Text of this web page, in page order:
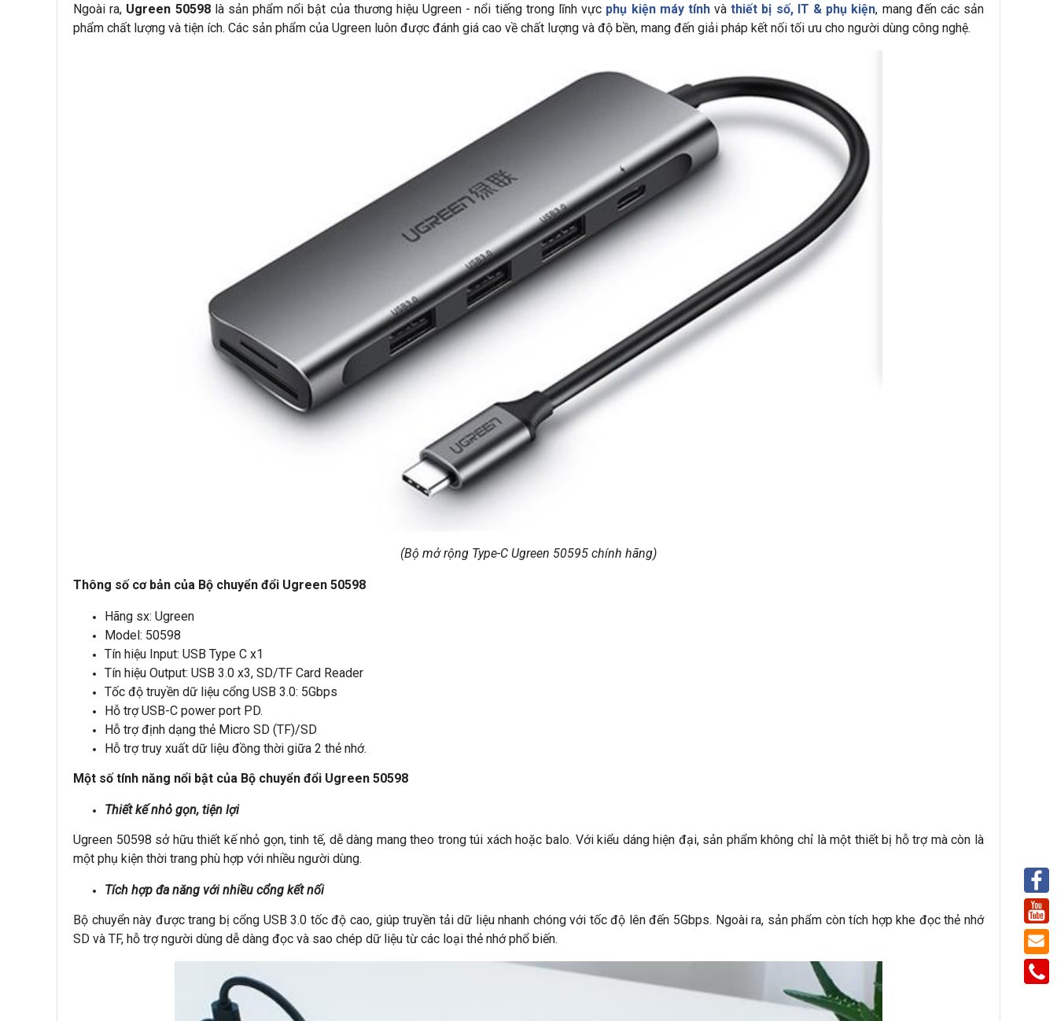
Ngoài ra, Ugreen 50598 là sản phẩm nổi bật của thương hiệu Ugreen - nổi tiếng trong lĩnh vực phụ kiện máy tínhvàthiết bị số, IT & phụ kiện, mang đến các sản
phẩm chất lượng và tiện ích. Các sản phẩm của Ugreen luôn được đánh giá cao về chất lượng và độ bền, mang đến giải pháp kết nối tối ưu cho người dùng công nghệ.
(Bộ mở rộng Type-C Ugreen 50595 chính hãng)
Thông số cơ bản của Bộ chuyển đổi Ugreen 50598
Hãng sx: Ugreen
Model: 50598
Tín hiệu Input: USB Type C x1
Tín hiệu Output: USB 3.0 x3, SD/TF Card Reader
Tốc độ truyền dữ liệu cổng USB 3.0: 5Gbps
Hỗ trợ USB-C power port PD.
Hỗ trợ định dạng thẻ Micro SD (TF)/SD
Hỗ trợ truy xuất dữ liệu đồng thời giữa 2 thẻ nhớ.
Một số tính năng nổi bật của Bộ chuyển đổi Ugreen 50598
Thiết kế nhỏ gọn, tiện lợi
Ugreen 50598 sở hữu thiết kế nhỏ gọn, tinh tế, dễ dàng mang theo trong túi xách hoặc balo. Với kiểu dáng hiện đại, sản phẩm không chỉ là một thiết bị hỗ trợ mà còn là
một phụ kiện thời trang phù hợp với nhiều người dùng.
Tích hợp đa năng với nhiều cổng kết nối
Bộ chuyển này được trang bị cổng USB 3.0 tốc độ cao, giúp truyền tải dữ liệu nhanh chóng với tốc độ lên đến 5Gbps. Ngoài ra, sản phẩm còn tích hợp khe đọc thẻ nhớ
SD và TF, hỗ trợ người dùng dễ dàng đọc và sao chép dữ liệu từ các loại thẻ nhớ phổ biến.